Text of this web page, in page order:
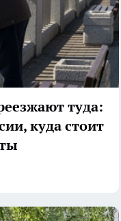
туда:
куда стоит